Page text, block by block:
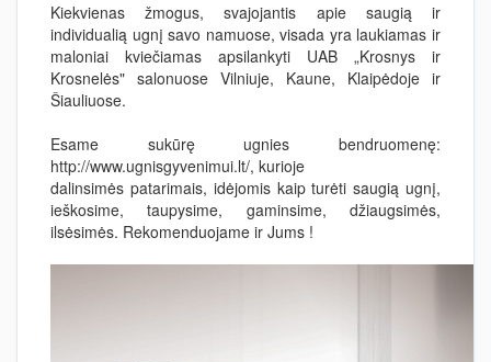
Kiekvienas žmogus, svajojantis apie saugią ir
individualią ugnį savo namuose, visada yra laukiamas ir
maloniai kviečiamas apsilankyti UAB „Krosnys ir
Krosnelės" salonuose Vilniuje, Kaune, Klaipėdoje ir
Šiauliuose.
Esame sukūrę ugnies bendruomenę:
http://www.ugnisgyvenimui.lt/, kurioje
dalinsimės patarimais, idėjomis kaip turėti saugią ugnį,
ieškosime, taupysime, gaminsime, džiaugsimės,
ilsėsimės. Rekomenduojame ir Jums !